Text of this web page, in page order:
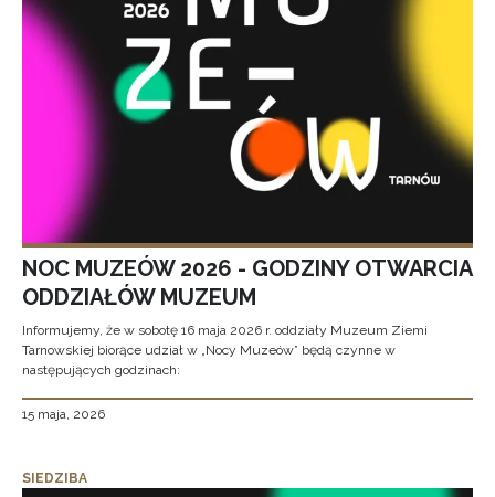
NOC MUZEÓW 2026 - GODZINY OTWARCIA
ODDZIAŁÓW MUZEUM
Informujemy, że w sobotę 16 maja 2026 r. oddziały Muzeum Ziemi
Tarnowskiej biorące udział w „Nocy Muzeów” będą czynne w
następujących godzinach:
15 maja, 2026
SIEDZIBA